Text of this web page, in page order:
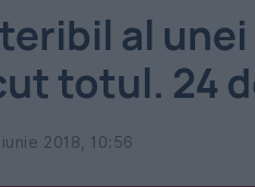
al unei
totul. 24
2018, 10:56